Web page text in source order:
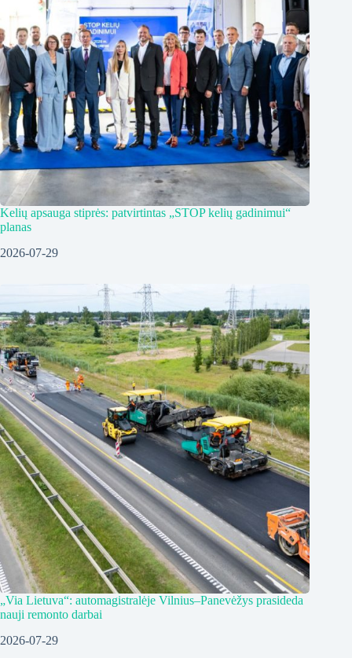
Kelių apsauga stiprės: patvirtintas „STOP kelių gadinimui“
planas
2026-07-29
„Via Lietuva“: automagistralėje Vilnius–Panevėžys prasideda
nauji remonto darbai
2026-07-29